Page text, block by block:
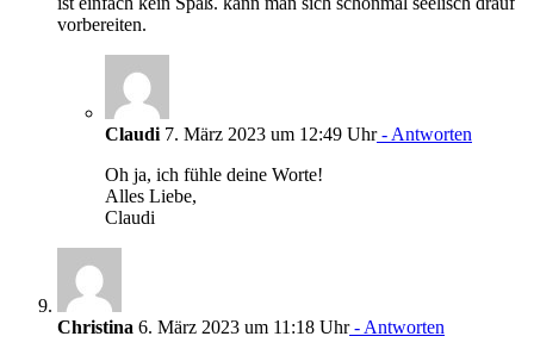
vorbereiten.
Claudi 7. März 2023 um 12:49 Uhr- Antworten
Oh ja, ich fühle deine Worte!
Alles Liebe,
Claudi
Christina 6. März 2023 um 11:18 Uhr- Antworten